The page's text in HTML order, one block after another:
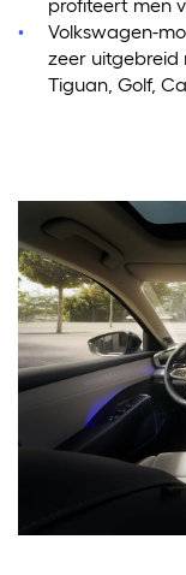
Volkswagen-
zeer uitgebreid
Tiguan, Golf,